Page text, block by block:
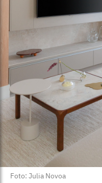
Foto: Julia Novoa